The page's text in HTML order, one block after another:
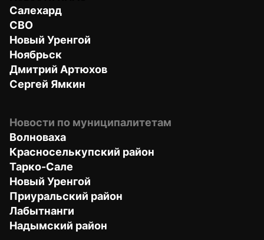
Салехард
СВО
Новый Уренгой
Ноябрьск
Дмитрий Артюхов
Сергей Ямкин
Новости по муниципалитетам
Волноваха
Красноселькупский район
Тарко-Сале
Новый Уренгой
Приуральский район
Лабытнанги
Надымский район